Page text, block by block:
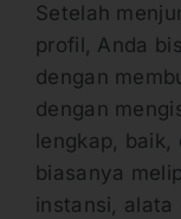
Setelah
profil, Anda
dengan
dengan
lengkap,
biasanya
instansi, alata